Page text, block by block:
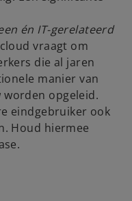
én IT-gerelateerd
vraagt om
die al jaren
manier van
opgeleid.
eindgebruiker ook
Houd hiermee